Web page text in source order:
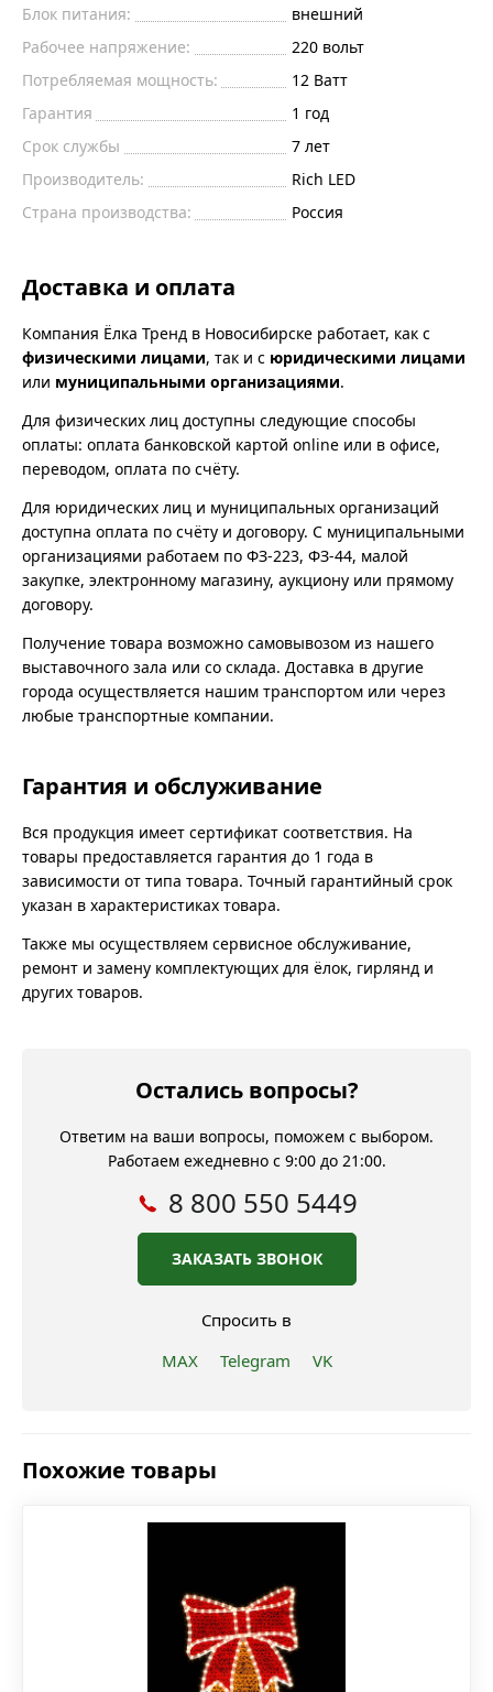
Блок питания:
внешний
Рабочее напряжение:
220 вольт
Потребляемая мощность:
12 Ватт
Гарантия
1 год
Срок службы
7 лет
Производитель:
Rich LED
Страна производства:
Россия
Доставка и оплата
Компания Ёлка Тренд в Новосибирске работает, как с
физическими лицами, так и с юридическими лицами
или муниципальными организациями.
Для физических лиц доступны следующие способы
оплаты: оплата банковской картой online или в офисе,
переводом, оплата по счёту.
Для юридических лиц и муниципальных организаций
доступна оплата по счёту и договору. С муниципальными
организациями работаем по ФЗ-223, ФЗ-44, малой
закупке, электронному магазину, аукциону или прямому
договору.
Получение товара возможно самовывозом из нашего
выставочного зала или со склада. Доставка в другие
города осуществляется нашим транспортом или через
любые транспортные компании.
Гарантия и обслуживание
Вся продукция имеет сертификат соответствия. На
товары предоставляется гарантия до 1 года в
зависимости от типа товара. Точный гарантийный срок
указан в характеристиках товара.
Также мы осуществляем сервисное обслуживание,
ремонт и замену комплектующих для ёлок, гирлянд и
других товаров.
Остались вопросы?
Ответим на ваши вопросы, поможем с выбором.
Работаем ежедневно с 9:00 до 21:00.
8 800 550 5449
ЗАКАЗАТЬ ЗВОНОК
Спросить в
MAX
Telegram VK
Похожие товары